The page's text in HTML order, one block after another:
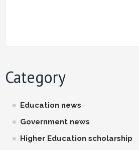
Category
Education news
Government news
Higher Education scholarship